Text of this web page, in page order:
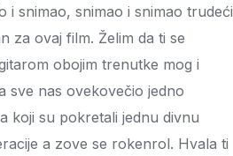
i snimao, snimao i snimao trudeći
za ovaj film. Želim da ti se
obojim trenutke mog i
sve nas ovekovečio jedno
koji su pokretali jednu divnu
a zove se rokenrol. Hvala ti